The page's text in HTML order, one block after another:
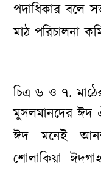
পদাধিকার বলে
মাঠ পরিচালনা
চিত্র ৬ ও ৭.
মুসলমানদের ঈদ
ঈদ মনেই
শোলাকিয়া